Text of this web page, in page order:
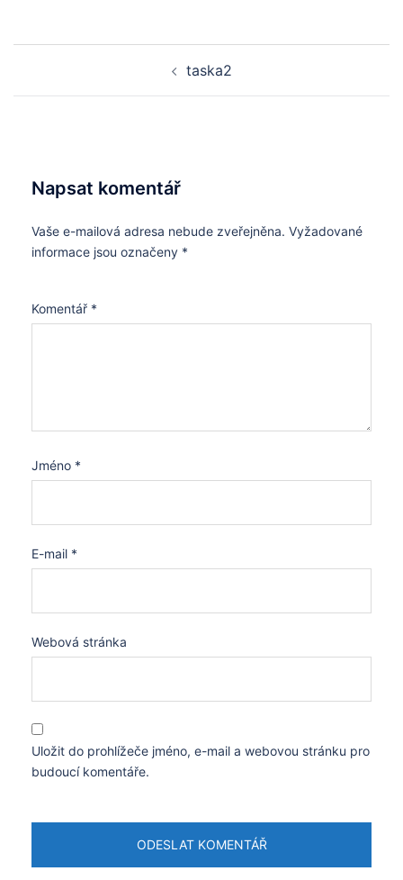
taska2
Napsat komentář
Vaše e-mailová adresa nebude zveřejněna. Vyžadované
informace jsou označeny *
Komentář *
Jméno *
E-mail *
Webová stránka
Uložit do prohlížeče jméno, e-mail a webovou stránku pro
budoucí komentáře.